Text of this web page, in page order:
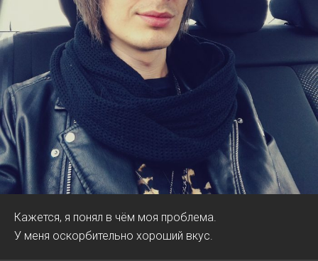
Кажется, я понял в чём моя проблема.
У меня оскорбительно хороший вкус.